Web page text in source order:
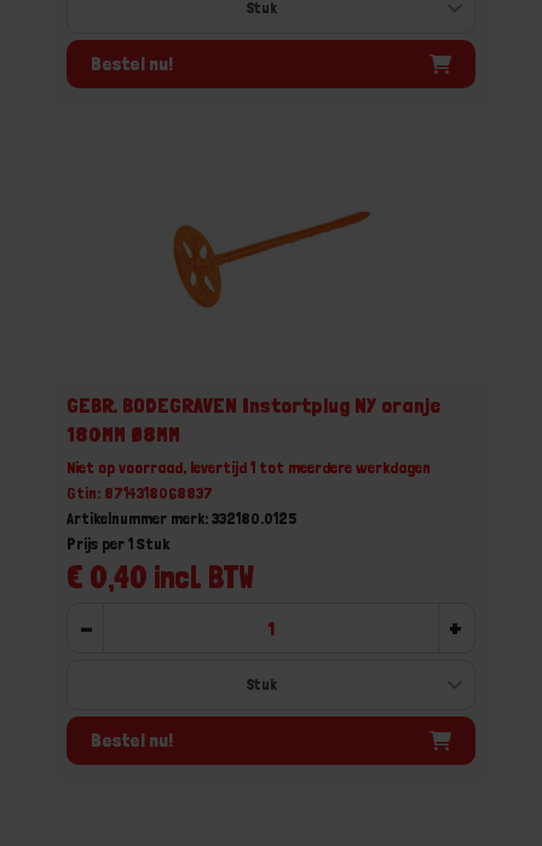
Bestel nu!
GEBR. BODEGRAVEN Instortplug NY oranje
180MM Ø8MM
Niet op voorraad, levertijd 1 tot meerdere werkdagen
Gtin: 8714318068837
Artikelnummer merk: 332180.0125
€ 0,40 incl. BTW
Prijs per 1 Stuk
- +
Bestel nu!